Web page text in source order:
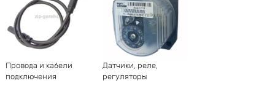
Провода и кабели
подключения
Датчики, реле,
регуляторы